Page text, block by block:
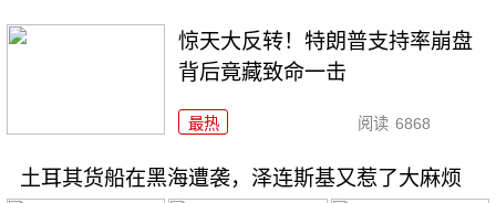
惊天大反转！特朗普支持率崩盘
背后竟藏致命一击
最热 阅读 6868
土耳其货船在黑海遭袭，泽连斯基又惹了大麻烦